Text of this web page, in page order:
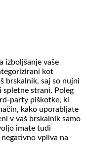
izboljšanje vaše
kot
brskalnik, saj so nujni
strani. Poleg
party piškotke, ki
kako uporabljate
v vaš brskalnik samo
imate tudi
vpliva na